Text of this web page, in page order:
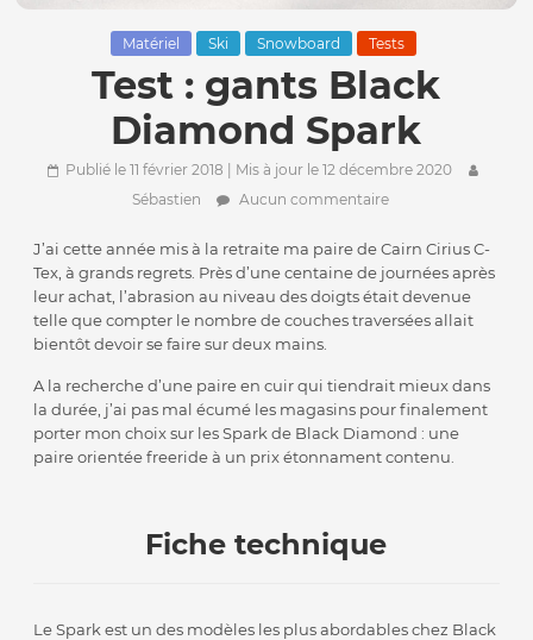
Matériel Ski Snowboard Tests
Test : gants Black
Diamond Spark
Publié le 11 février 2018 | Mis à jour le 12 décembre 2020
Sébastien
Aucun commentaire
J’ai cette année mis à la retraite ma paire de Cairn Cirius C-
Tex, à grands regrets. Près d’une centaine de journées après
leur achat, l’abrasion au niveau des doigts était devenue
telle que compter le nombre de couches traversées allait
bientôt devoir se faire sur deux mains.
A la recherche d’une paire en cuir qui tiendrait mieux dans
la durée, j’ai pas mal écumé les magasins pour finalement
porter mon choix sur les Spark de Black Diamond : une
paire orientée freeride à un prix étonnament contenu.
Fiche technique
Le Spark est un des modèles les plus abordables chez Black